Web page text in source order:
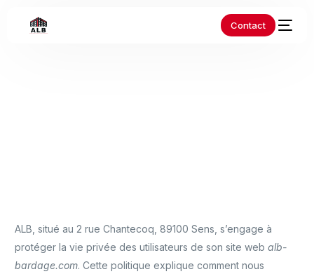
Contact
ALB, situé au 2 rue Chantecoq, 89100 Sens, s’engage à
protéger la vie privée des utilisateurs de son site webalb-
bardage.com. Cette politique explique comment nous